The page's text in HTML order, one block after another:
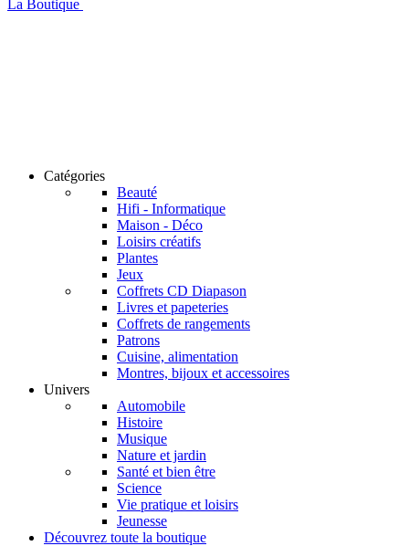
La Boutique
Catégories
Beauté
Hifi - Informatique
Maison - Déco
Loisirs créatifs
Plantes
Jeux
Coffrets CD Diapason
Livres et papeteries
Coffrets de rangements
Patrons
Cuisine, alimentation
Montres, bijoux et accessoires
Univers
Automobile
Histoire
Musique
Nature et jardin
Santé et bien être
Science
Vie pratique et loisirs
Jeunesse
Découvrez toute la boutique